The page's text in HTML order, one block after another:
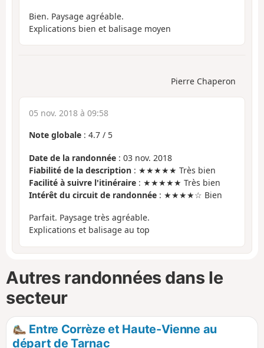
Bien. Paysage agréable.
Explications bien et balisage moyen
Pierre Chaperon
05 nov. 2018 à 09:58
Note globale : 4.7 / 5
Date de la randonnée : 03 nov. 2018
Fiabilité de la description : ★★★★★ Très bien
Facilité à suivre l'itinéraire : ★★★★★ Très bien
Intérêt du circuit de randonnée : ★★★★☆ Bien
Parfait. Paysage très agréable.
Explications et balisage au top
Autres randonnées dans le
secteur
Entre Corrèze et Haute-Vienne au
départ de Tarnac